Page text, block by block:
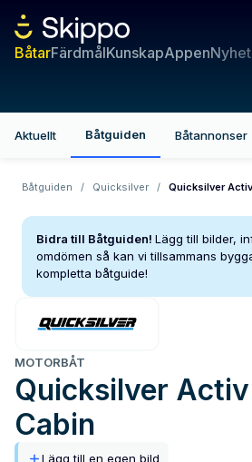
BåtarFärdmålKunskapAppen
Aktuellt Båtguiden Båtannonser
Båtguiden / Quicksilver / Quicksilver
Bidra till Båtguiden! Lägg till bilder,
omdömen så kan vi tillsammans
kompletta båtguide!
MOTORBÅT
Quicksilver
Cabin
Lägg till en egen bild